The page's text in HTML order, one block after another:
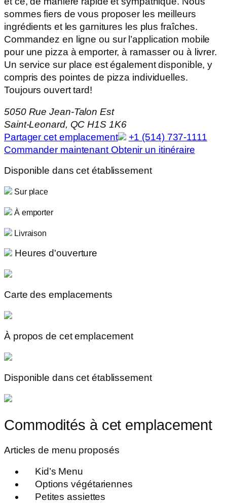
sommes fiers de vous proposer les meilleurs
ingrédients et les garnitures les plus fraîches.
Commandez en ligne ou sur l’application mobile
pour une pizza à emporter, à ramasser ou à livrer.
Un service sur place est également disponible, y
compris des pointes de pizza individuelles.
Toujours ouvert tard!
5050 Rue Jean-Talon Est
Saint-Leonard, QC H1S 1K6
Partager cet emplacement
+1 (514) 737-1111
Commander maintenant Obtenir un itinéraire
Disponible dans cet établissement
Sur place
À emporter
Livraison
Heures d'ouverture
Carte des emplacements
À propos de cet emplacement
Disponible dans cet établissement
Commodités à cet emplacement
Articles de menu proposés
Kid’s Menu
Options végétariennes
Petites assiettes